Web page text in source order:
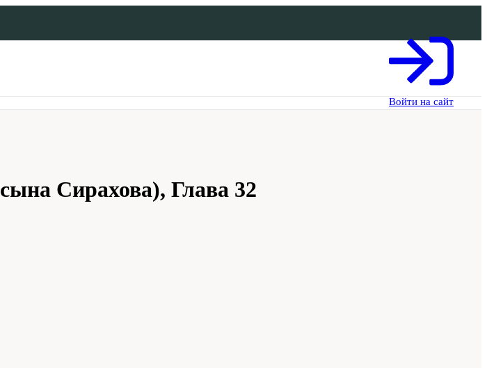
Войти на сайт
Сирахова), Глава 32